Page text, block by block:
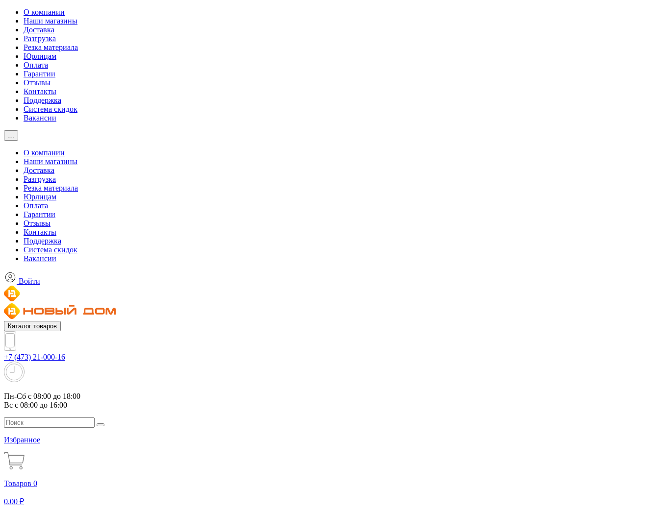
О компании
Наши магазины
Доставка
Разгрузка
Резка материала
Юрлицам
Оплата
Гарантии
Отзывы
Контакты
Поддержка
Система скидок
Вакансии
…
О компании
Наши магазины
Доставка
Разгрузка
Резка материала
Юрлицам
Оплата
Гарантии
Отзывы
Контакты
Поддержка
Система скидок
Вакансии
Войти
Каталог товаров
+7 (473) 21-000-16
Пн-Сб с 08:00 до 18:00
Вс с 08:00 до 16:00
Избранное
Товаров 0
0.00 ₽